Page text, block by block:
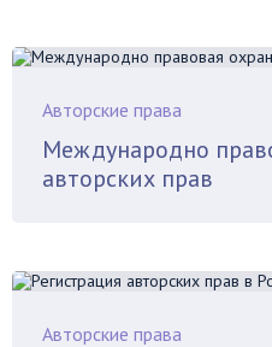
Авторские права
Международно
авторских прав
Авторские права